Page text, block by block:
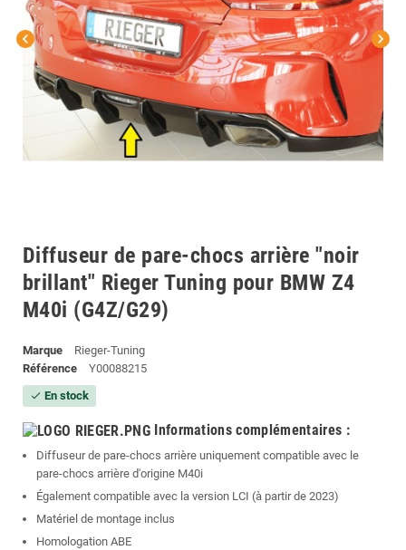
chevron_left chevron_right
Diffuseur de pare-chocs arrière "noir
brillant" Rieger Tuning pour BMW Z4
M40i (G4Z/G29)
Marque
Rieger-Tuning
Référence
Y00088215
check En stock
Informations complémentaires :
Diffuseur de pare-chocs arrière uniquement compatible avec le
pare-chocs arrière d'origine M40i
Également compatible avec la version LCI (à partir de 2023)
Matériel de montage inclus
Homologation ABE